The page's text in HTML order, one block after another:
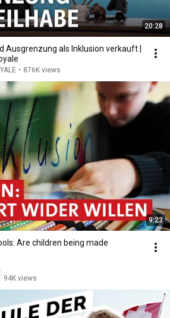
20:28
Ausgrenzung als Inklusion verkauft |
• 876K views
9:23
Are children being made
94K views